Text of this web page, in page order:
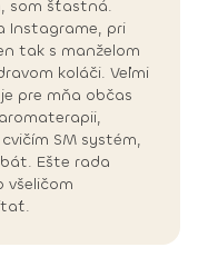
som šťastná.
Instagrame, pri
tak s manželom
koláči. Veľmi
pre mňa občas
SM systém,
Ešte rada
všeličom